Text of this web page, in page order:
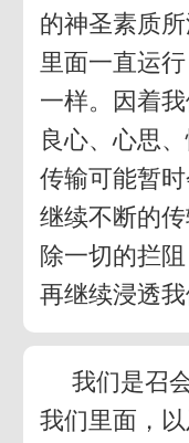
的神圣素质
里面一直运
一样。因着
良心、心思
传输可能暂
继续不断的
除一切的拦
再继续浸透我
我们是召
我们里面，